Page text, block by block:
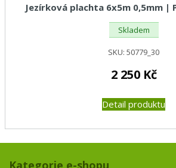
Jezírková plachta 6x5m 0,5mm |
Skladem
SKU: 50779_30
2 250 Kč
Detail produktu
Kategorie e-shopu